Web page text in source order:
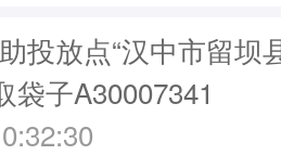
投放点“汉中市留坝
袋子A30007341